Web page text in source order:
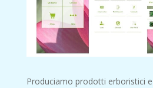
Produciamo prodotti erboristici